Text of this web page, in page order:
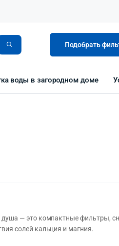
Подобрать
воды в загородном доме
душа — это компактные фильтры,
солей кальция и магния.